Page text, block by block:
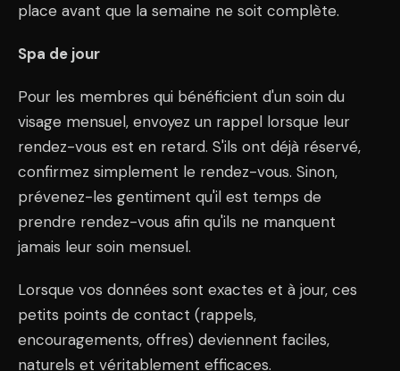
place avant que la semaine ne soit complète.
Spa de jour
Pour les membres qui bénéficient d'un soin du
visage mensuel, envoyez un rappel lorsque leur
rendez-vous est en retard. S'ils ont déjà réservé,
confirmez simplement le rendez-vous. Sinon,
prévenez-les gentiment qu'il est temps de
prendre rendez-vous afin qu'ils ne manquent
jamais leur soin mensuel.
Lorsque vos données sont exactes et à jour, ces
petits points de contact (rappels,
encouragements, offres) deviennent faciles,
naturels et véritablement efficaces.